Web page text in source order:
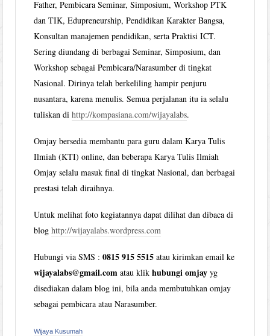
Father, Pembicara Seminar, Simposium, Workshop PTK
dan TIK, Edupreneurship, Pendidikan Karakter Bangsa,
Konsultan manajemen pendidikan, serta Praktisi ICT.
Sering diundang di berbagai Seminar, Simposium, dan
Workshop sebagai Pembicara/Narasumber di tingkat
Nasional. Dirinya telah berkeliling hampir penjuru
nusantara, karena menulis. Semua perjalanan itu ia selalu
tuliskan dihttp://kompasiana.com/wijayalabs.
Omjay bersedia membantu para guru dalam Karya Tulis
Ilmiah (KTI) online, dan beberapa Karya Tulis Ilmiah
Omjay selalu masuk final di tingkat Nasional, dan berbagai
prestasi telah diraihnya.
Untuk melihat foto kegiatannya dapat dilihat dan dibaca di
bloghttp://wijayalabs.wordpress.com
Hubungi via SMS :0815 915 5515 atau kirimkan email ke
wijayalabs@gmail.com atau klikhubungi omjay yg
disediakan dalam blog ini, bila anda membutuhkan omjay
sebagai pembicara atau Narasumber.
Wijaya Kusumah